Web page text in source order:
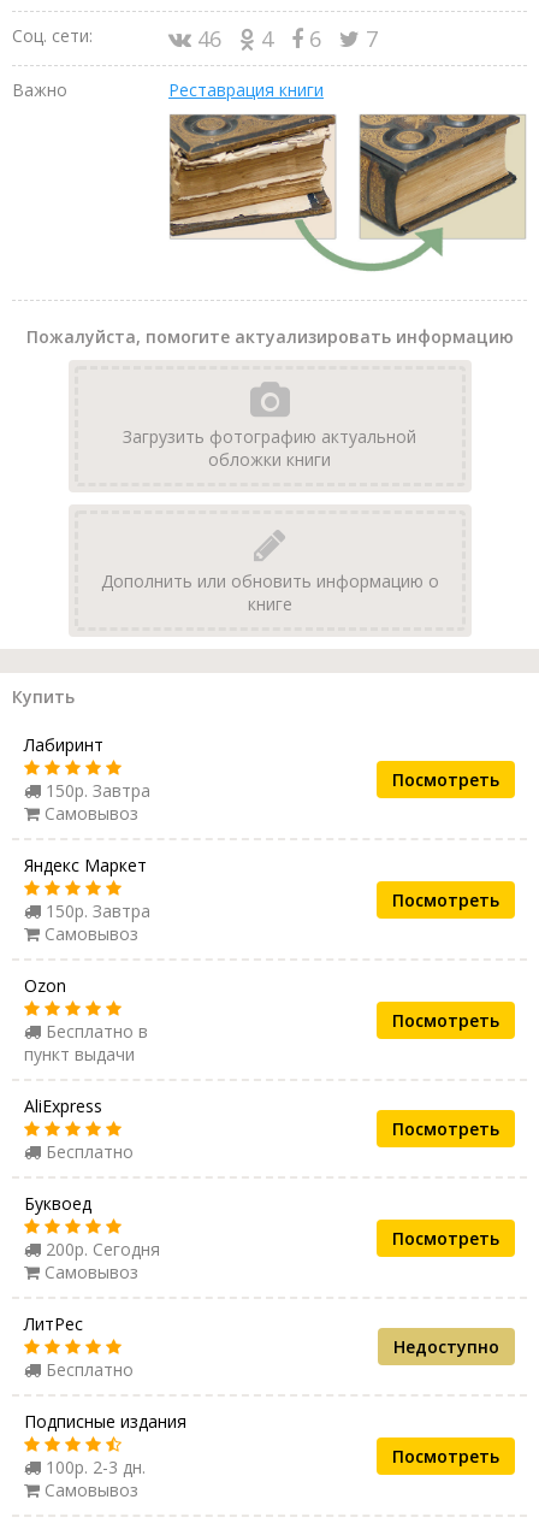
Соц. сети: 46 4 6 7
Важно Реставрация книги
Пожалуйста, помогите актуализировать информацию
Загрузить фотографию актуальной
обложки книги
Дополнить или обновить информацию о
книге
Купить
Лабиринт
150р. Завтра
Самовывоз
Посмотреть
Яндекс Маркет
150р. Завтра
Самовывоз
Посмотреть
Ozon
Бесплатно в
пункт выдачи
Посмотреть
AliExpress
Бесплатно
Посмотреть
Буквоед
200р. Сегодня
Самовывоз
Посмотреть
ЛитРес
Бесплатно
Недоступно
Подписные издания
100р. 2-3 дн.
Самовывоз
Посмотреть